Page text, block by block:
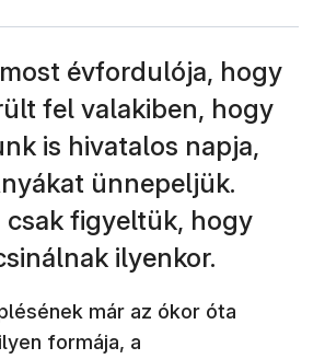
évfordulója, hogy
fel valakiben, hogy
is hivatalos napja,
ünnepeljük.
csak figyeltük, hogy
ilyenkor.
már az ókor óta
formája, a